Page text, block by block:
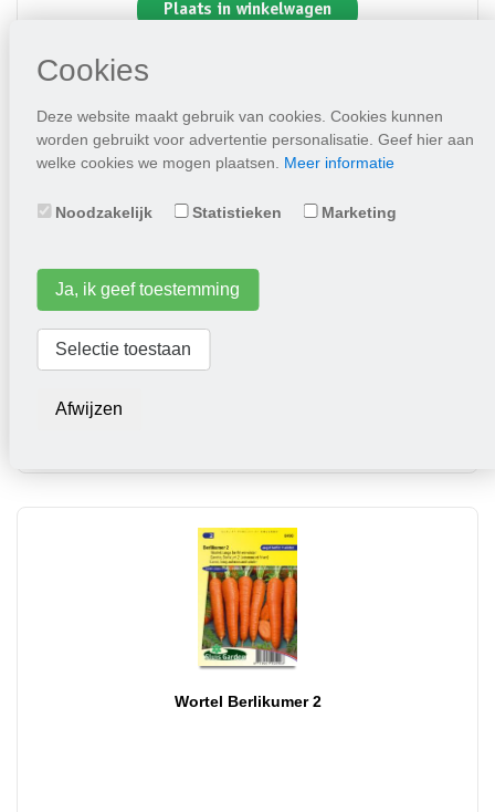
Cookies
Deze website maakt gebruik van cookies. Cookies kunnen
worden gebruikt voor advertentie personalisatie. Geef hier aan
welke cookies we mogen plaatsen. Meer informatie
Noodzakelijk Statistieken Marketing
Ja, ik geef toestemming
Selectie toestaan
Afwijzen
Plaats in winkelwagen
Radijs Saxa 2
Wortel Berlikumer 2